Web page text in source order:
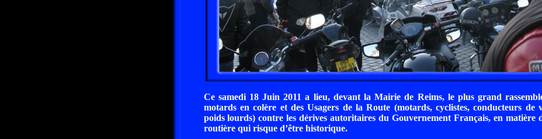
Ce samedi 18 Juin 2011 a lieu, devant la Mairie de Reims, le plus grand
motards en colère et des Usagers de la Route (motards, cyclistes, conducteurs de
poids lourds) contre les dérives autoritaires du Gouvernement Français, en matière
routière qui risque d’être historique.